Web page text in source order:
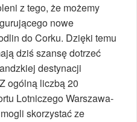
z tego, że możemy
nowe
do Corku. Dzięki temu
dziś szansę dotrzeć
destynacji
ogólną liczbą 20
Lotniczego Warszawa-
skorzystać ze